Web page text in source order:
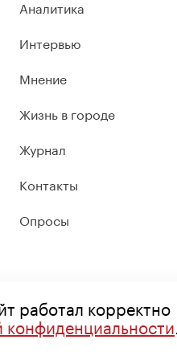
Аналитика
Интервью
Мнение
Жизнь в городе
Журнал
Контакты
Опросы
работал корректно
конфиденциальности